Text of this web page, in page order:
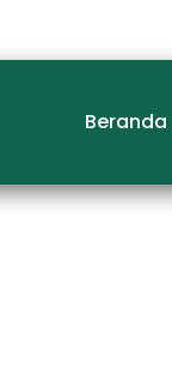
Beranda